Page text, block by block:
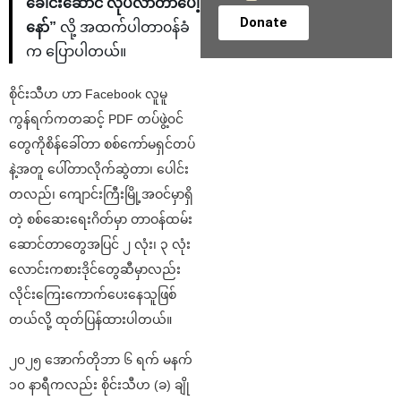
နော်” လို့ အထက်ပါတာ၀န်ခံ
က ပြောပါတယ်။
စိုင်းသီဟ ဟာ Facebook လူမူ
ကွန်ရက်ကတဆင့် PDF တပ်ဖွဲ့၀င်
တွေကိုစိန်ခေါ်တာ စစ်ကော်မရှင်တပ်
နဲ့အတူ ပေါ်တာလိုက်ဆွဲတာ၊ ပေါင်း
တလည်၊ ကျောင်းကြီးမြို့အဝင်မှာရှိ
တဲ့ စစ်ဆေးရေးဂိတ်မှာ တာဝန်ထမ်း
ဆောင်တာ‌တွေအပြင် ၂ လုံး၊ ၃ လုံး
လောင်းကစားဒိုင်တွေဆီမှာလည်း
လိုင်းကြေးကောက်ပေးနေသူဖြစ်
တယ်လို့ ထုတ်ပြန်ထားပါတယ်။
၂၀၂၅ အောက်တိုဘာ ၆ ရက်‌‌ မနက်
၁၀ နာရီကလည်း စိုင်းသီဟ (ခ) ချို
Donate